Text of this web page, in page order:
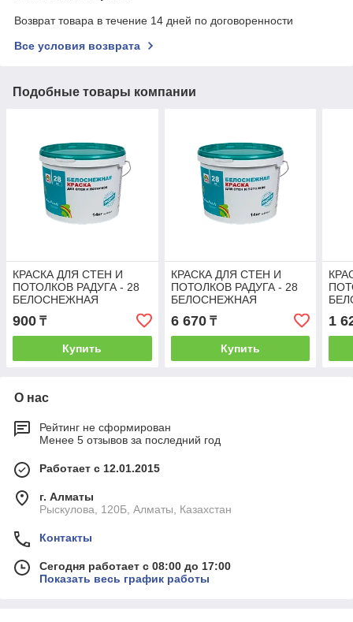
Возврат товара в течение 14 дней по договоренности
Все условия возврата
Подобные товары компании
КРАСКА ДЛЯ СТЕН И
ПОТОЛКОВ РАДУГА - 28
БЕЛОСНЕЖНАЯ
900 ₸
Купить
КРАСКА ДЛЯ СТЕН И
ПОТОЛКОВ РАДУГА - 28
БЕЛОСНЕЖНАЯ
6 670₸
Купить
1
О нас
Рейтинг не сформирован
Менее 5 отзывов за последний год
Работает с 12.01.2015
г. Алматы
Рыскулова, 120Б, Алматы, Казахстан
Контакты
Сегодня работает с 08:00 до 17:00
Показать весь график работы